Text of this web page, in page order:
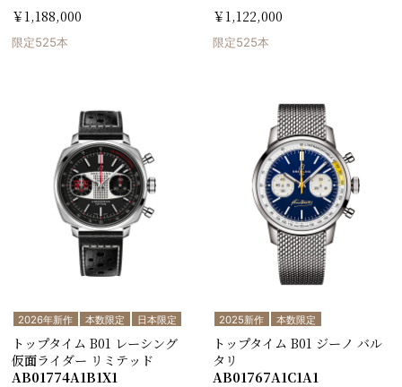
￥1,188,000
限定525本
￥1,122,000
限定525本
2026年新作 本数限定 日本限定
トップタイム B01 レーシング
仮面ライダー リミテッド
AB01774A1B1X1
2025新作 本数限定
トップタイム B01 ジーノ バル
タリ
AB01767A1C1A1